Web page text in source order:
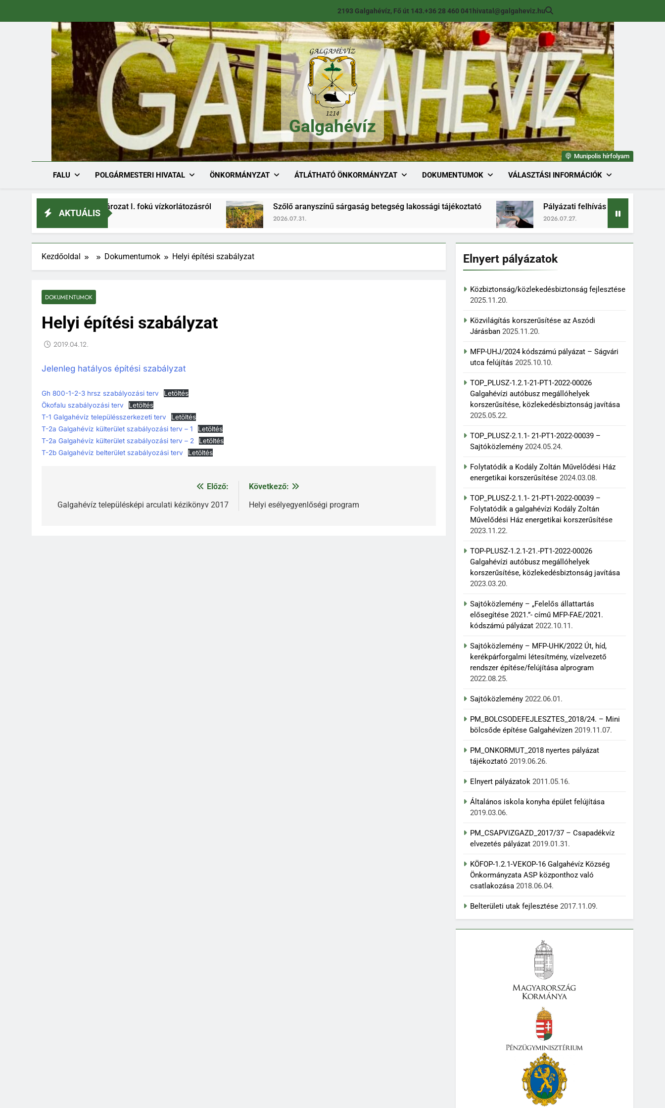
2193 Galgahévíz, Fő út 143.+36 28 460 041 hivatal@galgaheviz.hu
Galgahévíz
Galgahévíz
Munipolis hírfolyam
FALU POLGÁRMESTERI HIVATAL ÖNKORMÁNYZAT ÁTLÁTHATÓ ÖNKORMÁNYZAT DOKUMENTUMOK VÁLASZTÁSI INFORMÁCIÓK
AKTUÁLIS
1536-1/2026. határozat I. fokú vízkorlátozásról Szőlő aranyszínű sárgaság betegség lakossági tájékoztató
2026.07.31.
Pályázati felhívás (módosított) ingatlan
2026.07.27.
Kezdőoldal Dokumentumok Helyi építési szabályzat
DOKUMENTUMOK
Helyi építési szabályzat
2019.04.12.
Jelenleg hatályos építési szabályzat
Gh 800-1-2-3 hrsz szabályozási terv
Letöltés
Ökofalu szabályozási terv
Letöltés
T-1 Galgahévíz településszerkezeti terv
Letöltés
T-2a Galgahévíz külterület szabályozási terv – 1
Letöltés
T-2a Galgahévíz külterület szabályozási terv – 2
Letöltés
T-2b Galgahévíz belterület szabályozási terv
Letöltés
navigáció
Előző:
Galgahévíz településképi arculati kézikönyv 2017
Következő:
Helyi esélyegyenlőségi program
Elnyert pályázatok
Közbiztonság/közlekedésbiztonság fejlesztése
2025.11.20.
Közvilágítás korszerűsítése az Aszódi
Járásban 2025.11.20.
MFP-UHJ/2024 kódszámú pályázat – Ságvári
utca felújítás 2025.10.10.
TOP_PLUSZ-1.2.1-21-PT1-2022-00026
Galgahévízi autóbusz megállóhelyek
korszerűsítése, közlekedésbiztonság javítása
2025.05.22.
TOP_PLUSZ-2.1.1- 21-PT1-2022-00039 –
Sajtóközlemény 2024.05.24.
Folytatódik a Kodály Zoltán Művelődési Ház
energetikai korszerűsítése 2024.03.08.
TOP_PLUSZ-2.1.1- 21-PT1-2022-00039 –
Folytatódik a galgahévízi Kodály Zoltán
Művelődési Ház energetikai korszerűsítése
2023.11.22.
TOP-PLUSZ-1.2.1-21.-PT1-2022-00026
Galgahévízi autóbusz megállóhelyek
korszerűsítése, közlekedésbiztonság javítása
2023.03.20.
Sajtóközlemény – „Felelős állattartás
elősegítése 2021.”- című MFP-FAE/2021.
kódszámú pályázat 2022.10.11.
Sajtóközlemény – MFP-UHK/2022 Út, híd,
kerékpárforgalmi létesítmény, vízelvezető
rendszer építése/felújítása alprogram
2022.08.25.
Sajtóközlemény 2022.06.01.
PM_BOLCSODEFEJLESZTES_2018/24. – Mini
bölcsőde építése Galgahévízen 2019.11.07.
PM_ONKORMUT_2018 nyertes pályázat
tájékoztató 2019.06.26.
Elnyert pályázatok 2011.05.16.
Általános iskola konyha épület felújítása
2019.03.06.
PM_CSAPVIZGAZD_2017/37 – Csapadékvíz
elvezetés pályázat 2019.01.31.
KÖFOP-1.2.1-VEKOP-16 Galgahévíz Község
Önkormányzata ASP központhoz való
csatlakozása 2018.06.04.
Belterületi utak fejlesztése 2017.11.09.